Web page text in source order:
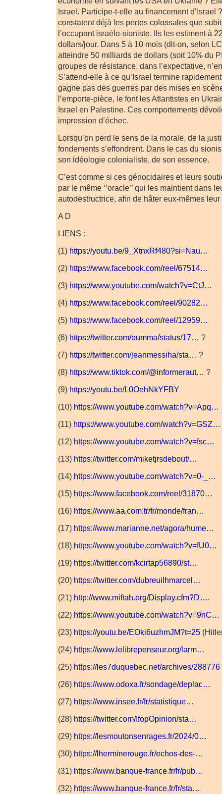
Israel. Participe-t-elle au financement d’Israel
constatent déjà les pertes colossales que
l’occupant israélo-sioniste. Ils les estiment à
dollars/jour. Dans 5 à 10 mois (dit-on, selon
atteindre 50 milliards de dollars (soit 10% du
groupes de résistance, dans l’expectative,
S’attend-elle à ce qu’Israel termine
gagne pas des guerres par des mises en
l’emporte-pièce, le font les Atlantistes en
Israel en Palestine. Ces comportements
impression d’échec.
Lorsqu’on perd le sens de la morale, de la
fondements s’effondrent. Dans le cas du
son idéologie colonialiste, de son essence.
C’est comme si ces génocidaires et leurs
par le même ‘’oracle’’ qui les maintient dans
autodestructrice, afin de hâter eux-mêmes
A D
LIENS :
(1) https://youtu.be/9_XtnxRf480?si=Nau…
(2) https://www.facebook.com/reel/67514…
(3) https://www.youtube.com/watch?v=CtJ…
(4) https://www.facebook.com/reel/90282…
(5) https://www.facebook.com/reel/12959…
(6) https://twitter.com/oumma/status/17… ?
(7) https://twitter.com/jeanmessiha/sta… ?
(8) https://www.tiktok.com/@informeraut… ?
(9) https://youtu.be/L0OehNkYFBY
(10) https://www.youtube.com/watch?v=Apq…
(11) https://www.youtube.com/watch?v=GSZ…
(12) https://www.youtube.com/watch?v=fsc…
(13) https://twitter.com/miketjrsdebout/…
(14) https://www.youtube.com/watch?v=0-_…
(15) https://www.facebook.com/reel/31870…
(16) https://www.aa.com.tr/fr/monde/fran…
(17) https://www.marianne.net/agora/hume…
(18) https://www.youtube.com/watch?v=fU0…
(19) https://twitter.com/kcirtap56890/st…
(20) https://twitter.com/dubreuilhmarcel…
(21) http://www.miftah.org/Display.cfm?D….
(22) https://www.youtube.com/watch?v=9nC…
(23) https://youtu.be/EOki6uzhmJM?t=25
(24) https://www.lelibrepenseur.org/larm…
(25) https://les7duquebec.net/archives/288776
(26) https://www.odoxa.fr/sondage/deplac…
(27) https://www.insee.fr/fr/statistique…
(28) https://twitter.com/IfopOpinion/sta…
(29) https://lesmoutonsenrages.fr/2024/0…
(30) https://lherminerouge.fr/echos-des-…
(31) https://www.banque-france.fr/fr/pub…
(32) https://www.banque-france.fr/fr/sta…